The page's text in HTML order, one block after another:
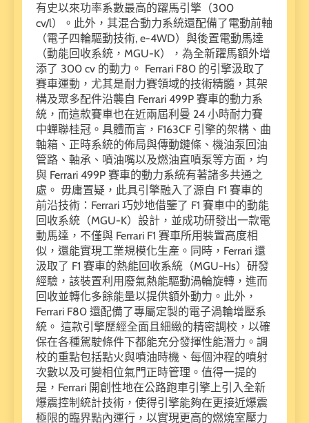
有史以來功率系數最高的躍馬引擎（300
cv/l）。此外，其混合動力系統還配備了電動前軸
（電子四輪驅動技術, e-4WD）與後置電動馬達
（動能回收系統，MGU-K），為全新躍馬額外增
添了 300 cv 的動力。 Ferrari F80 的引擎汲取了
賽車運動，尤其是耐力賽領域的技術精髓，其架
構及眾多配件沿襲自 Ferrari 499P 賽車的動力系
統，而這款賽車也在近兩屆利曼 24 小時耐力賽
中蟬聯桂冠。具體而言，F163CF 引擎的架構、曲
軸箱、正時系統的佈局與傳動鏈條、機油泵回油
管路、軸承、噴油嘴以及燃油直噴泵等方面，均
與 Ferrari 499P 賽車的動力系統有著諸多共通之
處。 毋庸置疑，此具引擎融入了源自 F1 賽車的
前沿技術：Ferrari 巧妙地借鑒了 F1 賽車中的動能
回收系統（MGU-K）設計，並成功研發出一款電
動馬達，不僅與 Ferrari F1 賽車所用裝置高度相
似，還能實現工業規模化生產。同時，Ferrari 還
汲取了 F1 賽車的熱能回收系統（MGU-Hs）研發
經驗，該裝置利用廢氣熱能驅動渦輪旋轉，進而
回收並轉化多餘能量以提供額外動力。此外，
Ferrari F80 還配備了專屬定製的電子渦輪增壓系
統。 這款引擎歷經全面且細緻的精密調校，以確
保在各種駕駛條件下都能充分發揮性能潛力。調
校的重點包括點火與噴油時機、每個沖程的噴射
次數以及可變相位氣門正時管理。值得一提的
是，Ferrari 開創性地在公路跑車引擎上引入全新
爆震控制統計技術，使得引擎能夠在更接近爆震
極限的臨界點內運行，以實現更高的燃燒室壓力